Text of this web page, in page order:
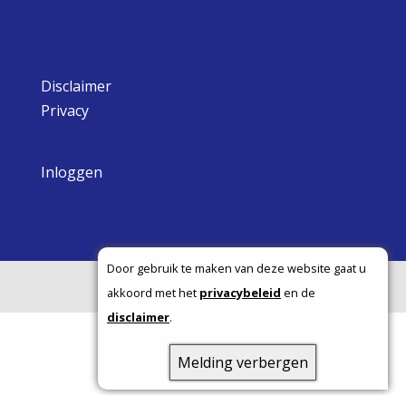
Door gebruik te maken van deze website gaat u
akkoord met het privacybeleid en de
disclaimer.
Melding verbergen
Disclaimer
Privacy
Inloggen
Copyright ©